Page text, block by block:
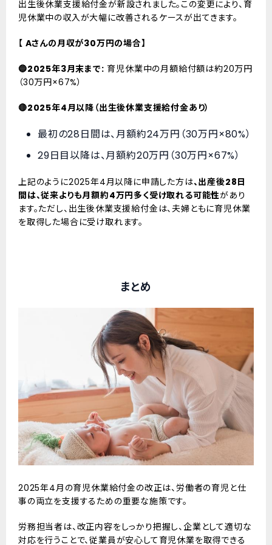
出生後休業支援給付金が新設されました。この変更により、育
児休業中の収入が大幅に改善されるケースが出てきます。
【 Aさんの月収が30万円の場合】
🔵2025年3月末まで: 育児休業中の月額給付額は約20万円
（30万円×67%）
🔴2025年4月以降（出生後休業支援給付金あり）
最初の28日間は、月額約24万円（30万円×80%）
29日目以降は、月額約20万円（30万円×67%）
上記のように2025年4月以降に申請した方は、出産後28日
間は、従来よりも月額約4万円多く受け取れる可能性があり
ます。ただし、出生後休業支援給付金は、夫婦ともに育児休業
を取得した場合に受け取れます。
まとめ
2025年4月の育児休業給付金の改正は、労働者の育児と仕
事の両立を支援するための重要な施策です。
労務担当者は、改正内容をしっかり把握し、企業として適切な
対応を行うことで、従業員が安心して育児休業を取得できる